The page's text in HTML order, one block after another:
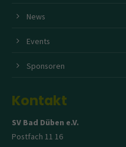
News
Events
Sponsoren
Kontakt
SV Bad Düben e.V.
Postfach 11 16